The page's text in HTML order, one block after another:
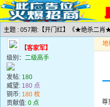
主题 : 057期:【开门红】《★绝杀二肖
【客家军】
级别： 二级高手
发帖: 180
威望: 180 点
铜币: 180 枚
贡献值: 0 点
地
尊